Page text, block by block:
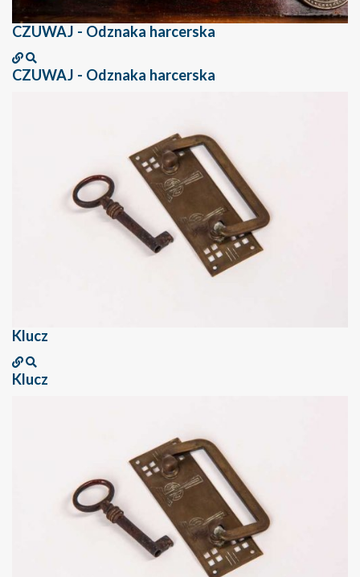
CZUWAJ - Odznaka harcerska
CZUWAJ - Odznaka harcerska
Klucz
Klucz